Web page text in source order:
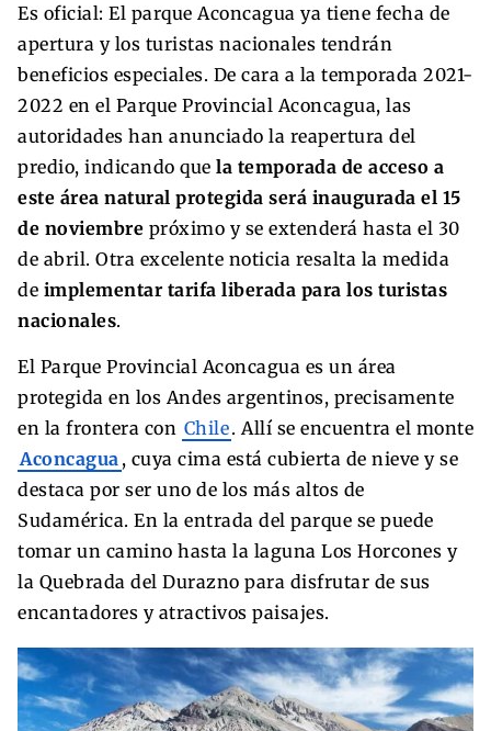
Es oficial: El parque Aconcagua ya tiene fecha de
apertura y los turistas nacionales tendrán
beneficios especiales. De cara a la temporada 2021-
2022 en el Parque Provincial Aconcagua, las
autoridades han anunciado la reapertura del
predio, indicando que la temporada de acceso a
este área natural protegida será inaugurada el 15
de noviembre próximo y se extenderá hasta el 30
de abril. Otra excelente noticia resalta la medida
de implementar tarifa liberada para los turistas
nacionales.
El Parque Provincial Aconcagua es un área
protegida en los Andes argentinos, precisamente
en la frontera con Chile. Allí se encuentra el monte
Aconcagua , cuya cima está cubierta de nieve y se
destaca por ser uno de los más altos de
Sudamérica. En la entrada del parque se puede
tomar un camino hasta la laguna Los Horcones y
la Quebrada del Durazno para disfrutar de sus
encantadores y atractivos paisajes.